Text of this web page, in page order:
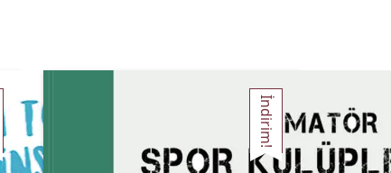
İndirim!